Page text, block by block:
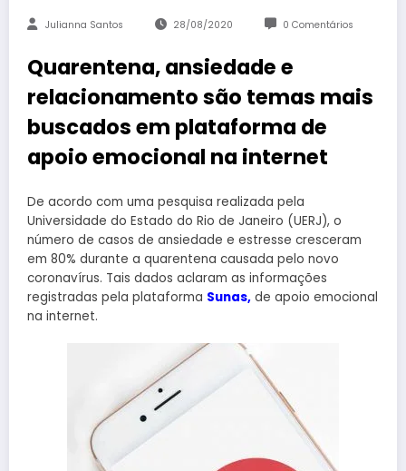
Julianna Santos 28/08/2020 0 Comentários
Quarentena, ansiedade e
relacionamento são temas mais
buscados em plataforma de
apoio emocional na internet
De acordo com uma pesquisa realizada pela
Universidade do Estado do Rio de Janeiro (UERJ), o
número de casos de ansiedade e estresse cresceram
em 80% durante a quarentena causada pelo novo
coronavírus. Tais dados aclaram as informações
registradas pela plataforma Sunas, de apoio emocional
na internet.